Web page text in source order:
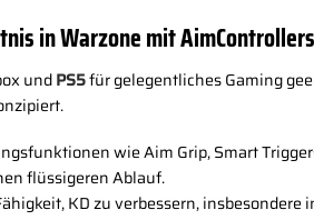
in Warzone mit
undPS5für gelegentliches Gaming
wie Aim Grip, Smart
flüssigeren Ablauf.
KD zu verbessern,